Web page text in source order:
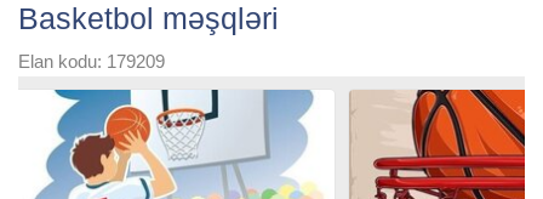
Basketbol məşqləri
Elan kodu: 179209